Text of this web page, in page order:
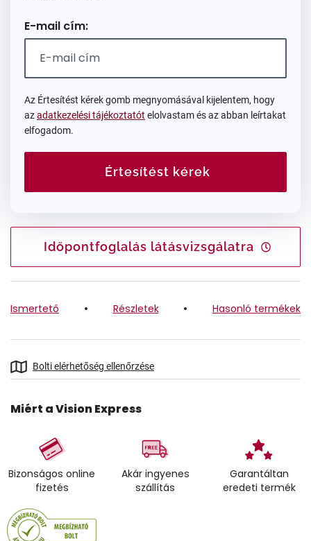
E-mail cím:
Az Értesítést kérek gomb megnyomásával kijelentem, hogy
azadatkezelési tájékoztatót elolvastam és az abban leírtakat
elfogadom.
Értesítést kérek
Időpontfoglalás látásvizsgálatra
Ismertető Részletek Hasonló termékek
Bolti elérhetőség ellenőrzése
Miért a Vision Express
Bizonságos online
fizetés
Akár ingyenes
szállítás
Garantáltan
eredeti termék